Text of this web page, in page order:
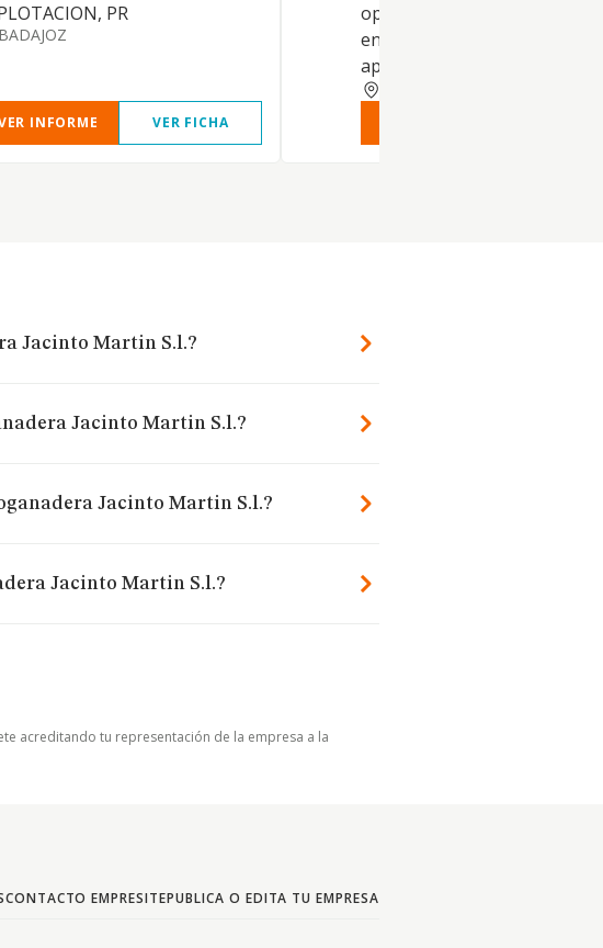
PR
BADAJOZ
INFORME VER FICHA
oportunas, así como su
en general el uso y
aprovechamiento qu
Jacinto Martin S.l.?
Jacinto Martin S.l.?
Jacinto Martin S.l.?
Jacinto Martin S.l.?
acreditando tu representación de la empresa a la
CONTACTO EMPRESITEPUBLICA O EDITA TU EMPRESA